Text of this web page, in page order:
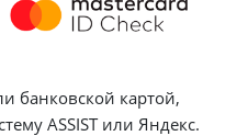
банковской картой,
ASSIST или Яндекс.